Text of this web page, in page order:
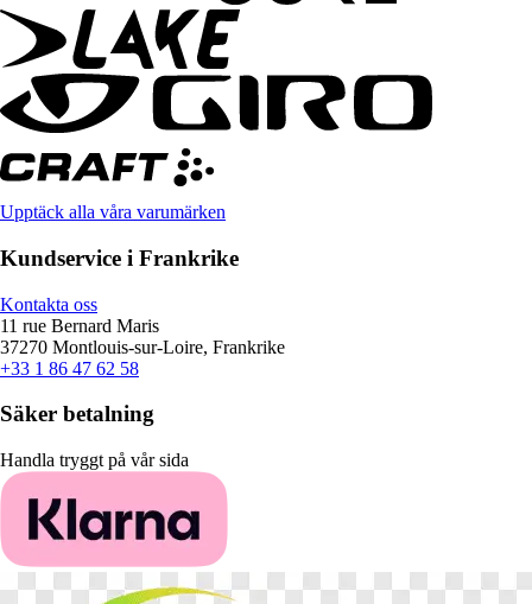
Upptäck alla våra varumärken
Kundservice i Frankrike
Kontakta oss
11 rue Bernard Maris
37270 Montlouis-sur-Loire, Frankrike
+33 1 86 47 62 58
Säker betalning
Handla tryggt på vår sida